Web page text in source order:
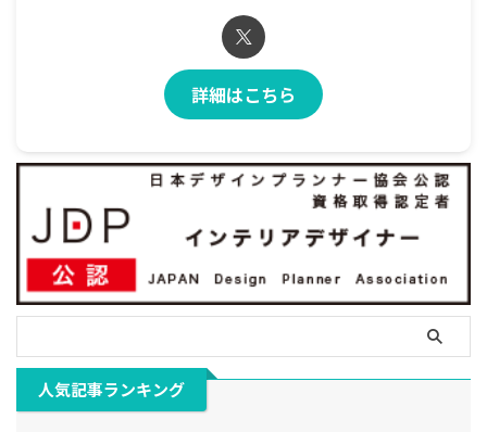
詳細はこちら
人気記事ランキング